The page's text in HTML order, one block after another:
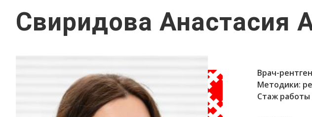
Свиридова Анастасия
Врач-
Методики:
Стаж работы